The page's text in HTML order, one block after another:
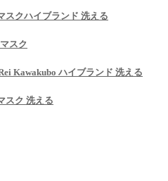
スクハイブランド 洗える
スク
Kawakubo ハイブランド 洗える
スク 洗える